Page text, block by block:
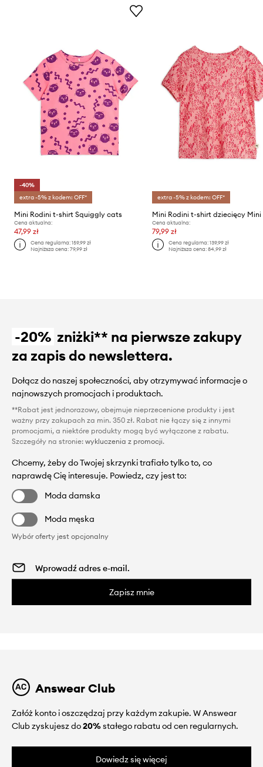
-40%
extra -5% z kodem: OFF*
Mini Rodini t-shirt Squiggly cats
Cena aktualna:
47,99 zł
Cena regularna:159,99 zł
Najniższa cena:79,99 zł
extra -5% z kodem: OFF*
Cena aktualna:
79,99 zł
Cena regularna: 139,99 zł
Najniższa cena: 84,99 zł
-20% zniżki** na pierwsze zakupy
za zapis do newslettera.
Dołącz do naszej społeczności, aby otrzymywać informacje o
najnowszych promocjach i produktach.
**Rabat jest jednorazowy, obejmuje nieprzecenione produkty i jest
ważny przy zakupach za min. 350 zł. Rabat nie łączy się z innymi
promocjami, a niektóre produkty mogą być wyłączone z rabatu.
Szczegóły na stronie: wykluczenia z promocji.
Chcemy, żeby do Twojej skrzynki trafiało tylko to, co
naprawdę Cię interesuje. Powiedz, czy jest to:
Moda damska
Moda męska
Wybór oferty jest opcjonalny
Zapisz mnie
Answear Club
Załóż konto i oszczędzaj przy każdym zakupie. W Answear
Club zyskujesz do20%stałego rabatu od cen regularnych.
Dowiedz się więcej